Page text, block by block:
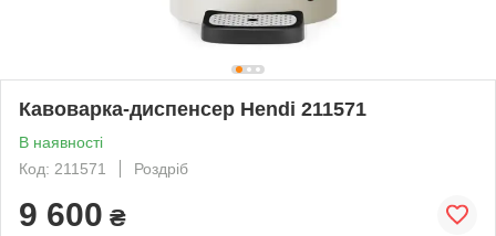
Кавоварка-диспенсер Hendi 211571
В наявності
Код: 211571
Роздріб
9 600 ₴